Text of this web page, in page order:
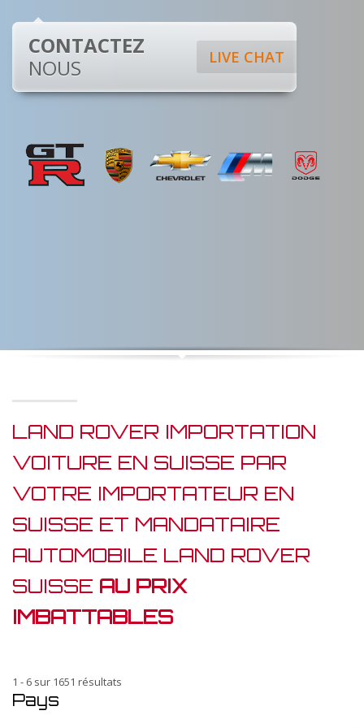
LIVE CHAT
CONTACTEZ
NOUS
LAND ROVER IMPORTATION
VOITURE EN SUISSE PAR
VOTRE IMPORTATEUR EN
SUISSE ET MANDATAIRE
AUTOMOBILE LAND ROVER
SUISSE AU PRIX
IMBATTABLES
1 - 6 sur 1651 résultats
Pays